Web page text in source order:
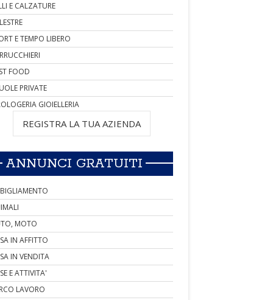
E CALZATURE
E TEMPO LIBERO
FOOD
PRIVATE
GIOIELLERIA
REGISTRA LA TUA AZIENDA
ANNUNCI GRATUITI
MOTO
IN AFFITTO
IN VENDITA
E ATTIVITA'
LAVORO